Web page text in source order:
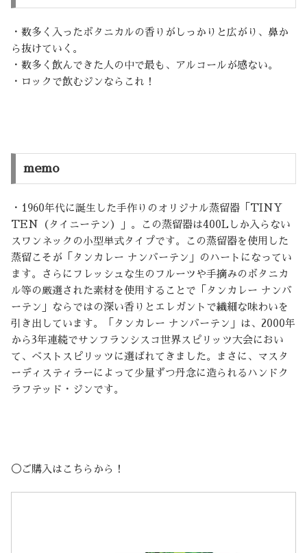
・数多く入ったボタニカルの香りがしっかりと広がり、鼻か
ら抜けていく。
・数多く飲んできた人の中で最も、アルコールが感ない。
・ロックで飲むジンならこれ！
memo
・1960年代に誕生した手作りのオリジナル蒸留器「TINY
TEN（タイニーテン）」。この蒸留器は400Lしか入らない
スワンネックの小型単式タイプです。この蒸留器を使用した
蒸留こそが「タンカレー ナンバーテン」のハートになってい
ます。さらにフレッシュな生のフルーツや手摘みのボタニカ
ル等の厳選された素材を使用することで「タンカレー ナンバ
ーテン」ならではの深い香りとエレガントで繊細な味わいを
引き出しています。「タンカレー ナンバーテン」は、2000年
から3年連続でサンフランシスコ世界スピリッツ大会におい
て、ベストスピリッツに選ばれてきました。まさに、マスタ
ーディスティラーによって少量ずつ丹念に造られるハンドク
ラフテッド・ジンです。
◯ご購入はこちらから！